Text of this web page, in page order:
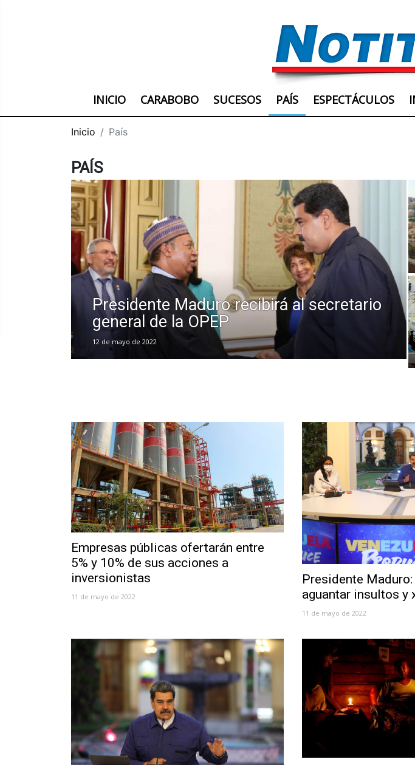
INICIO CARABOBO SUCESOS PAÍS ESPECTÁCULOS
Inicio País
PAÍS
Presidente Maduro recibirá al secretario
general de la OPEP
12 de mayo de 2022
Empresas públicas ofertarán entre
5% y 10% de sus acciones a
inversionistas
11 de mayo de 2022
Presidente Maduro:
aguantar insultos y
11 de mayo de 2022